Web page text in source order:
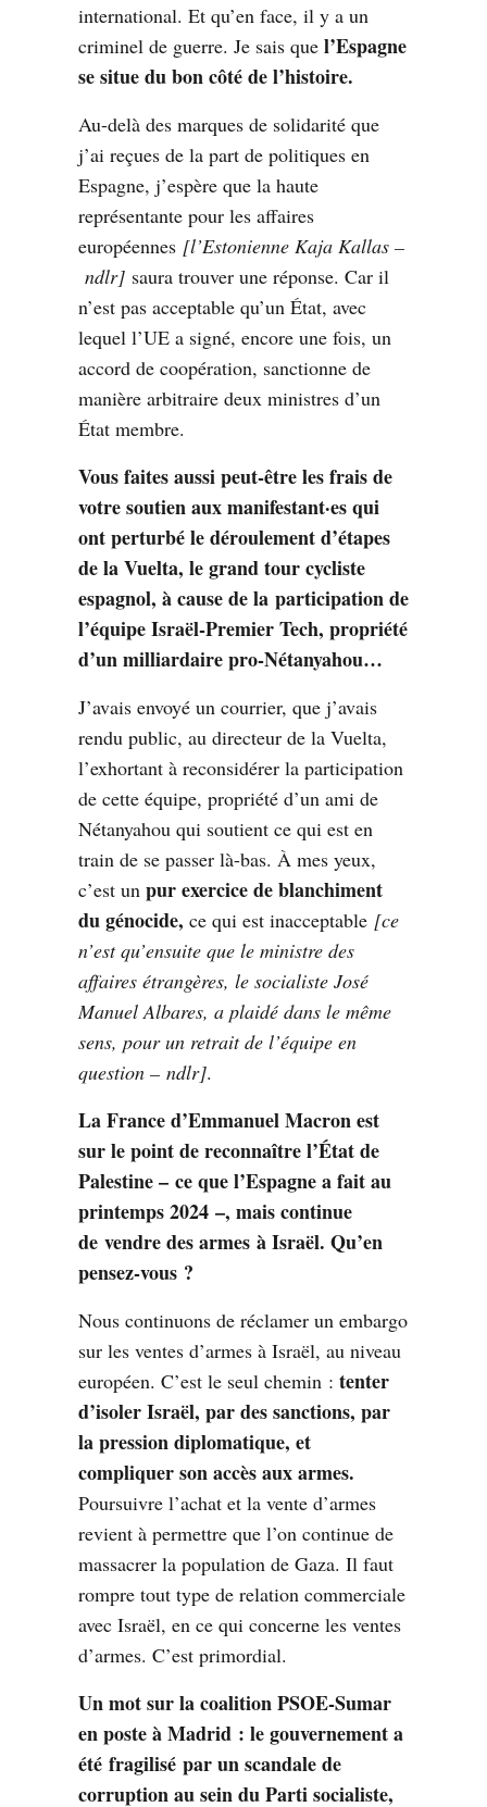
international. Et qu’en face, il y a un
criminel de guerre. Je sais que l’Espagne
se situe du bon côté de l’histoire.
Au-delà des marques de solidarité que
j’ai reçues de la part de politiques en
Espagne, j’espère que la haute
représentante pour les affaires
européennes [l’Estonienne Kaja Kallas –
ndlr] saura trouver une réponse. Car il
n’est pas acceptable qu’un État, avec
lequel l’UE a signé, encore une fois, un
accord de coopération, sanctionne de
manière arbitraire deux ministres d’un
État membre.
Vous faites aussi peut-être les frais de
votre soutien aux manifestant·es qui
ont perturbé le déroulement d’étapes
de la Vuelta, le grand tour cycliste
espagnol, à cause dela participation de
l’équipe Israël-Premier Tech, propriété
d’un milliardaire pro-Nétanyahou…
J’avais envoyé un courrier, que j’avais
rendu public, au directeur de la Vuelta,
l’exhortant à reconsidérer la participation
de cette équipe, propriété d’un ami de
Nétanyahou qui soutient ce qui est en
train de se passer là-bas. À mes yeux,
c’est un pur exercice de blanchiment
du génocide, ce qui est inacceptable [ce
n’est qu’ensuite que le ministre des
affaires étrangères, le socialiste José
Manuel Albares, a plaidé dans le même
sens, pour un retrait de l’équipe en
question – ndlr].
La France d’Emmanuel Macron est
sur le point de reconnaître l’État de
Palestine – ce que l’Espagne a fait au
printemps 2024 –, mais continue
de vendre des armes à Israël. Qu’en
pensez-vous ?
Nous continuons de réclamer un embargo
sur les ventes d’armes à Israël, au niveau
européen. C’est le seul chemin : tenter
d’isoler Israël, par des sanctions, par
la pression diplomatique, et
compliquer son accès aux armes.
Poursuivre l’achat et la vente d’armes
revient à permettre que l’on continue de
massacrer la population de Gaza. Il faut
rompre tout type de relation commerciale
avec Israël, en ce qui concerne les ventes
d’armes. C’est primordial.
Un mot sur la coalition PSOE-Sumar
en poste à Madrid : le gouvernement a
été fragilisé par un scandale de
corruption au sein du Parti socialiste,